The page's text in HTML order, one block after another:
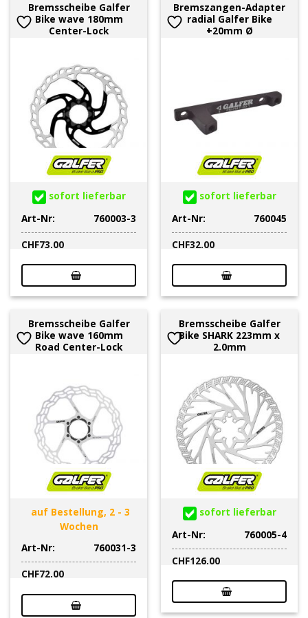
Bremsscheibe Galfer
Bike wave 180mm
Center-Lock
sofort lieferbar
Art-Nr:
760003-3
CHF73.00
Bremszangen-Adapter
radial Galfer Bike
+20mm Ø
sofort lieferbar
Art-Nr:
760045
CHF32.00
Bremsscheibe Galfer
Bike wave 160mm
Road Center-Lock
auf Bestellung, 2 - 3
Wochen
Art-Nr:
760031-3
CHF72.00
Bremsscheibe Galfer
Bike SHARK 223mm x
2.0mm
sofort lieferbar
Art-Nr:
760005-4
CHF126.00